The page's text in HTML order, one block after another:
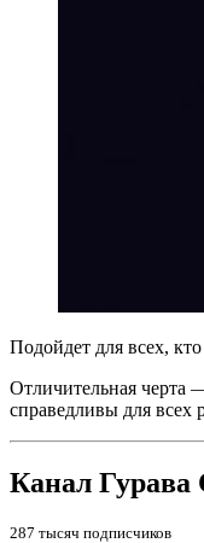
Подойдет для всех,
Отличительная черта
справедливы для всех
Канал Гурава
287 тысяч подписчиков